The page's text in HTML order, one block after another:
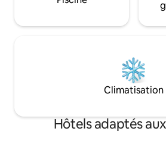
Climatisation
Hôtels adaptés